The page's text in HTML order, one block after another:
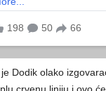
Dodik olako